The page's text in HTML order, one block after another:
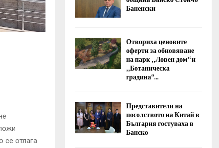
се отлага
Баненски
Отвориха ценовите
оферти за обновяване
на парк „Ловен дом“ и
„Ботаническа
градина“...
Представители на
посолството на Китай в
България гостуваха в
Банско